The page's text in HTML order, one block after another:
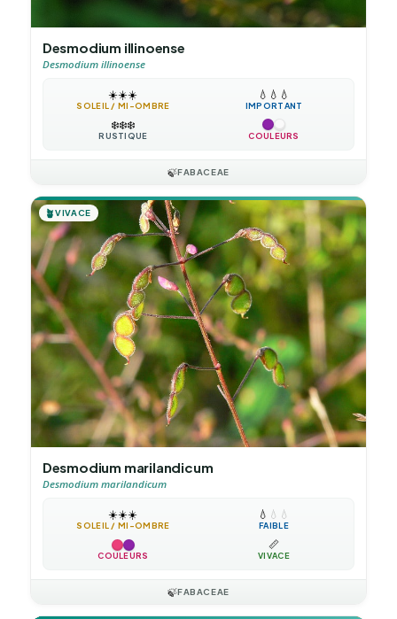
Desmodium illinoense
Desmodium illinoense
☀️☀️☀️
SOLEIL / MI-OMBRE
💧 💧 💧
IMPORTANT
❄️❄️❄️
RUSTIQUE COULEURS
🍃FABACEAE
🪴VIVACE
Desmodium marilandicum
Desmodium marilandicum
☀️☀️☀️
SOLEIL / MI-OMBRE
💧 💧 💧
FAIBLE
COULEURS
📏
VIVACE
🍃FABACEAE